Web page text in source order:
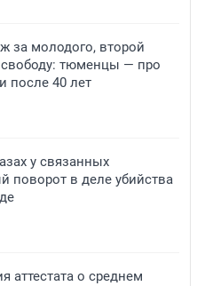
за молодого, второй
свободу: тюменцы — про
после 40 лет
у связанных
поворот в деле убийства
аттестата о среднем